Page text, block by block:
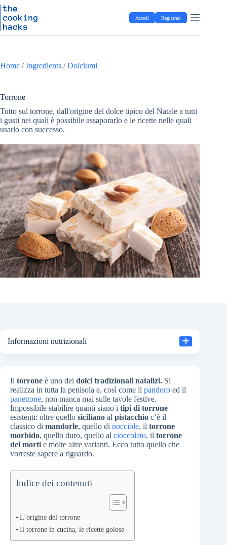
S
t
c
t
n
u
t
Salta
al
contenuto
Accedi Registrati
Home /Ingredients /Dolciumi
Torrone
Tutto sul torrone, dall'origine del dolce tipico del Natale a tutti
i gusti nei quali è possibile assaporarlo e le ricette nelle quali
usarlo con successo.
Il torrone è uno dei dolci tradizionali natalizi. Si
realizza in tutta la penisola e, così come il pandoro ed il
panettone, non manca mai sulle tavole festive.
Impossibile stabilire quanti siano i tipi di torrone
esistenti: oltre quello siciliano al pistacchio c’è il
classico di mandorle, quello di nocciole, il torrone
morbido, quello duro, quello al cioccolato, il torrone
dei morti e molte altre varianti. Ecco tutto quello che
vorreste sapere a riguardo.
Indice dei contenuti
L’origine del torrone
Il torrone in cucina, le ricette golose
Informazioni nutrizionali